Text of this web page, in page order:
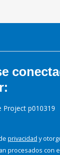
Project p010319
privacidad y
procesados con